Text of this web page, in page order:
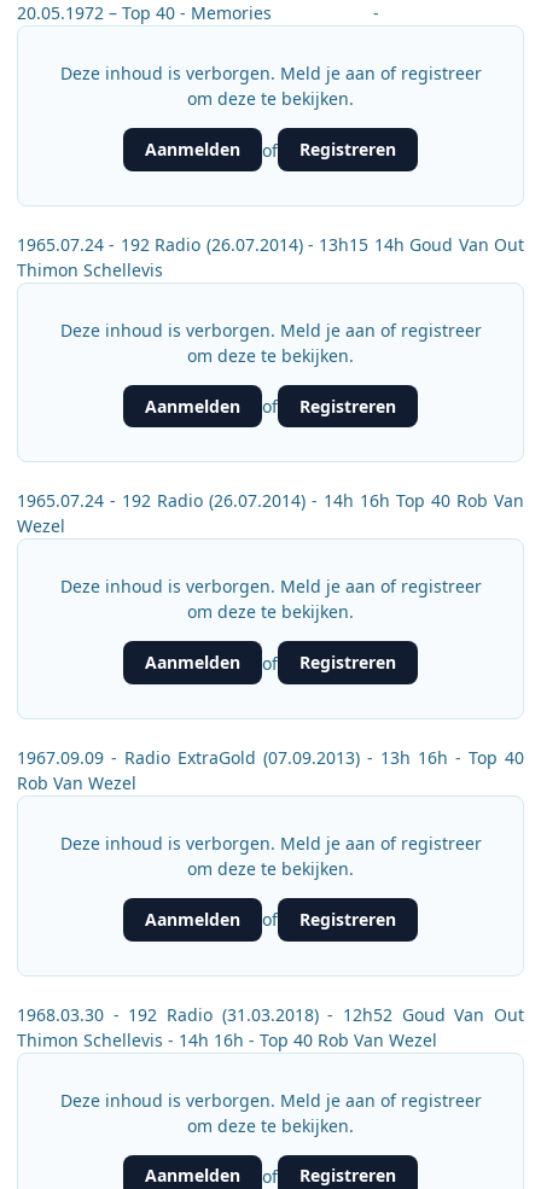
20.05.1972 – Top 40 - Memories -
Deze inhoud is verborgen. Meld je aan of registreer
om deze te bekijken.
Aanmelden of Registreren
1965.07.24 - 192 Radio (26.07.2014) - 13h15 14h Goud Van Out
Thimon Schellevis
Deze inhoud is verborgen. Meld je aan of registreer
om deze te bekijken.
Aanmelden of Registreren
1965.07.24 - 192 Radio (26.07.2014) - 14h 16h Top 40 Rob Van
Wezel
Deze inhoud is verborgen. Meld je aan of registreer
om deze te bekijken.
Aanmelden of Registreren
1967.09.09 - Radio ExtraGold (07.09.2013) - 13h 16h - Top 40
Rob Van Wezel
Deze inhoud is verborgen. Meld je aan of registreer
om deze te bekijken.
Aanmelden of Registreren
1968.03.30 - 192 Radio (31.03.2018) - 12h52 Goud Van Out
Thimon Schellevis - 14h 16h - Top 40 Rob Van Wezel
Deze inhoud is verborgen. Meld je aan of registreer
om deze te bekijken.
Aanmelden of Registreren